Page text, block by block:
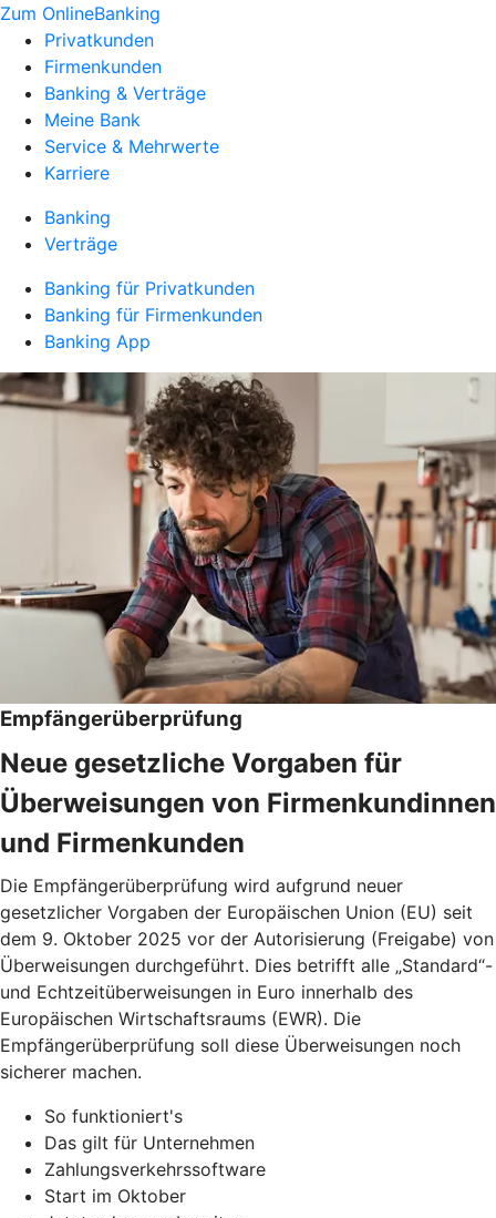
Zum OnlineBanking
Privatkunden
Firmenkunden
Banking & Verträge
Meine Bank
Service & Mehrwerte
Karriere
Banking
Verträge
Banking für Privatkunden
Banking für Firmenkunden
Banking App
Empfängerüberprüfung
Neue gesetzliche Vorgaben für
Überweisungen von Firmenkundinnen
und Firmenkunden
Die Empfängerüberprüfung wird aufgrund neuer
gesetzlicher Vorgaben der Europäischen Union (EU) seit
dem 9. Oktober 2025 vor der Autorisierung (Freigabe) von
Überweisungen durchgeführt. Dies betrifft alle „Standard“-
und Echtzeitüberweisungen in Euro innerhalb des
Europäischen Wirtschaftsraums (EWR). Die
Empfängerüberprüfung soll diese Überweisungen noch
sicherer machen.
So funktioniert's
Das gilt für Unternehmen
Zahlungsverkehrssoftware
Start im Oktober